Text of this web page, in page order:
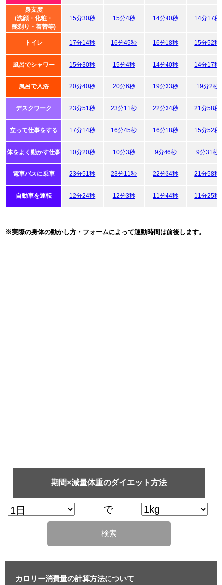
身支度
(洗顔・化粧・
髭剃り・着替等)
15分30秒 15分4秒 14分40秒 14分17秒
トイレ 17分14秒 16分45秒 16分18秒 15分52秒
風呂でシャワー 15分30秒 15分4秒 14分40秒 14分17秒
風呂で入浴 20分40秒 20分6秒 19分33秒 19分2秒
デスクワーク 23分51秒 23分11秒 22分34秒 21分58秒
立って仕事をする 17分14秒 16分45秒 16分18秒 15分52秒
体をよく動かす仕事 10分20秒 10分3秒 9分46秒 9分31秒
電車バスに乗車 23分51秒 23分11秒 22分34秒 21分58秒
自動車を運転 12分24秒 12分3秒 11分44秒 11分25秒
※実際の身体の動かし方・フォームによって運動時間は前後します。
期間×減量体重のダイエット方法
で
検索
カロリー消費量の計算方法について